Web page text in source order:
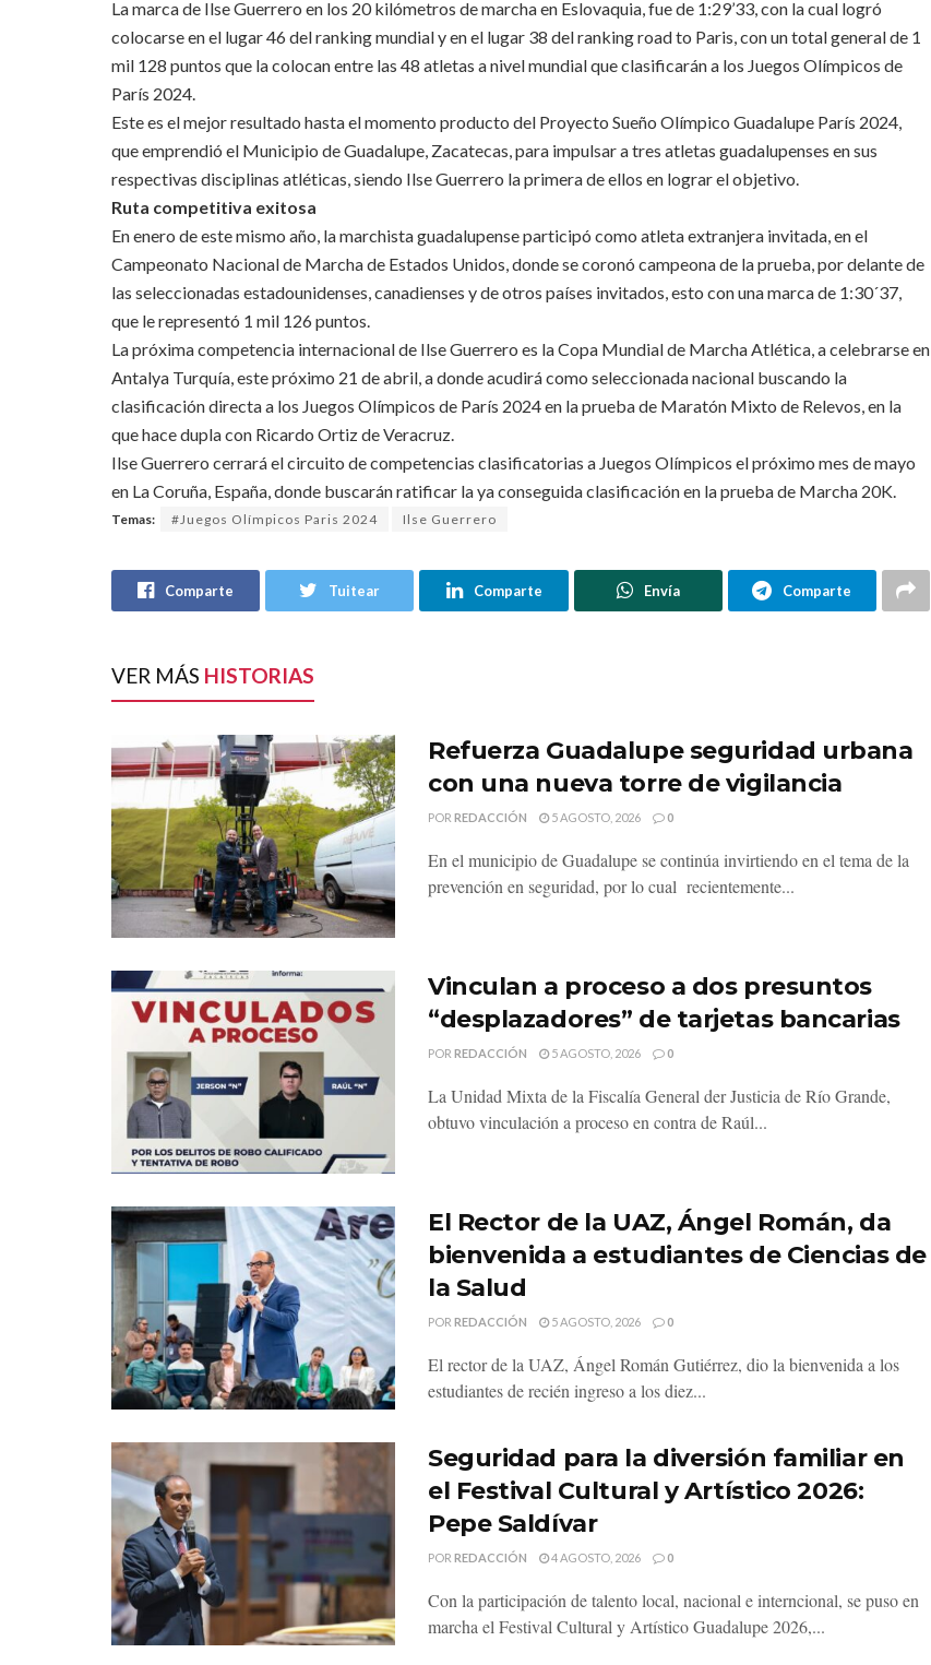
La marca de Ilse Guerrero en los 20 kilómetros de marcha en Eslovaquia, fue de 1:29’33, con la cual logró
colocarse en el lugar 46 del ranking mundial y en el lugar 38 del ranking road to Paris, con un total general de 1
mil 128 puntos que la colocan entre las 48 atletas a nivel mundial que clasificarán a los Juegos Olímpicos de
París 2024.
Este es el mejor resultado hasta el momento producto del Proyecto Sueño Olímpico Guadalupe París 2024,
que emprendió el Municipio de Guadalupe, Zacatecas, para impulsar a tres atletas guadalupenses en sus
respectivas disciplinas atléticas, siendo Ilse Guerrero la primera de ellos en lograr el objetivo.
Ruta competitiva exitosa
En enero de este mismo año, la marchista guadalupense participó como atleta extranjera invitada, en el
Campeonato Nacional de Marcha de Estados Unidos, donde se coronó campeona de la prueba, por delante de
las seleccionadas estadounidenses, canadienses y de otros países invitados, esto con una marca de 1:30´37,
que le representó 1 mil 126 puntos.
La próxima competencia internacional de Ilse Guerrero es la Copa Mundial de Marcha Atlética, a celebrarse en
Antalya Turquía, este próximo 21 de abril, a donde acudirá como seleccionada nacional buscando la
clasificación directa a los Juegos Olímpicos de París 2024 en la prueba de Maratón Mixto de Relevos, en la
que hace dupla con Ricardo Ortiz de Veracruz.
Ilse Guerrero cerrará el circuito de competencias clasificatorias a Juegos Olímpicos el próximo mes de mayo
en La Coruña, España, donde buscarán ratificar la ya conseguida clasificación en la prueba de Marcha 20K.
Temas: #Juegos Olímpicos Paris 2024 Ilse Guerrero
Comparte Tuitear Comparte Envía Comparte
VER MÁS HISTORIAS
Refuerza Guadalupe seguridad urbana
con una nueva torre de vigilancia
POR REDACCIÓN 5 AGOSTO, 2026 0
En el municipio de Guadalupe se continúa invirtiendo en el tema de la
prevención en seguridad, por lo cual recientemente...
Vinculan a proceso a dos presuntos
“desplazadores” de tarjetas bancarias
POR REDACCIÓN 5 AGOSTO, 2026 0
La Unidad Mixta de la Fiscalía General der Justicia de Río Grande,
obtuvo vinculación a proceso en contra de Raúl...
El Rector de la UAZ, Ángel Román, da
bienvenida a estudiantes de Ciencias de
la Salud
POR REDACCIÓN 5 AGOSTO, 2026 0
El rector de la UAZ, Ángel Román Gutiérrez, dio la bienvenida a los
estudiantes de recién ingreso a los diez...
Seguridad para la diversión familiar en
el Festival Cultural y Artístico 2026:
Pepe Saldívar
POR REDACCIÓN 4 AGOSTO, 2026 0
Con la participación de talento local, nacional e interncional, se puso en
marcha el Festival Cultural y Artístico Guadalupe 2026,...